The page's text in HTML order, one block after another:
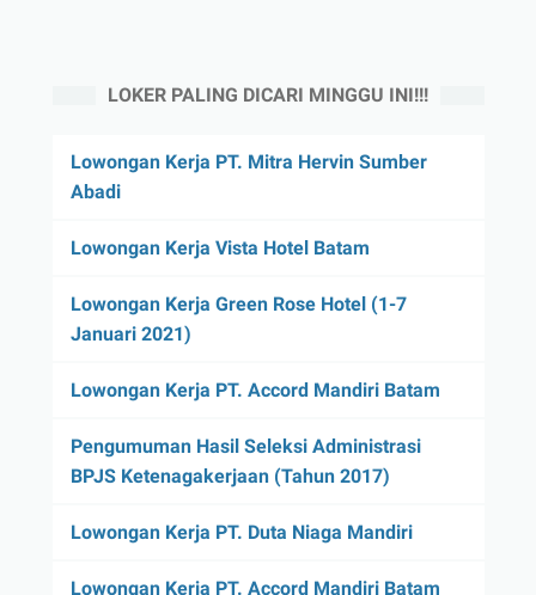
LOKER PALING DICARI MINGGU INI!!!
Lowongan Kerja PT. Mitra Hervin Sumber
Abadi
Lowongan Kerja Vista Hotel Batam
Lowongan Kerja Green Rose Hotel (1-7
Januari 2021)
Lowongan Kerja PT. Accord Mandiri Batam
Pengumuman Hasil Seleksi Administrasi
BPJS Ketenagakerjaan (Tahun 2017)
Lowongan Kerja PT. Duta Niaga Mandiri
Lowongan Kerja PT. Accord Mandiri Batam